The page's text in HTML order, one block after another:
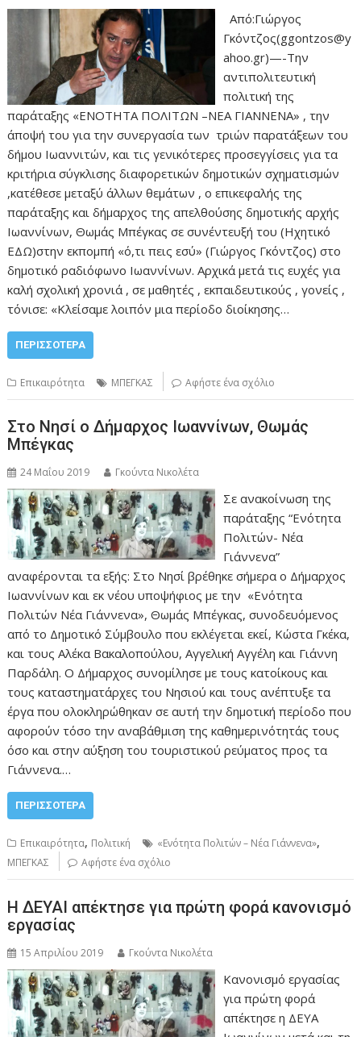
Από:Γιώργος
Γκόντζος(ggontzos@y
ahoo.gr)—-Την
αντιπολιτευτική
πολιτική της
παράταξης «ΕΝΟΤΗΤΑ ΠΟΛΙΤΩΝ –ΝΕΑ ΓΙΑΝΝΕΝΑ» , την
άποψή του για την συνεργασία των τριών παρατάξεων του
δήμου Ιωαννιτών, και τις γενικότερες προσεγγίσεις για τα
κριτήρια σύγκλισης διαφορετικών δημοτικών σχηματισμών
,κατέθεσε μεταξύ άλλων θεμάτων , ο επικεφαλής της
παράταξης και δήμαρχος της απελθούσης δημοτικής αρχής
Ιωαννίνων, Θωμάς Μπέγκας σε συνέντευξή του (Ηχητικό
ΕΔΩ)στην εκπομπή «ό,τι πεις εσύ» (Γιώργος Γκόντζος) στο
δημοτικό ραδιόφωνο Ιωαννίνων. Αρχικά μετά τις ευχές για
καλή σχολική χρονιά , σε μαθητές , εκπαιδευτικούς , γονείς ,
τόνισε: «Κλείσαμε λοιπόν μια περίοδο διοίκησης…
ΠΕΡΙΣΣΌΤΕΡΑ
Επικαιρότητα ΜΠΕΓΚΑΣ Αφήστε ένα σχόλιο
Στο Νησί ο Δήμαρχος Ιωαννίνων, Θωμάς
Μπέγκας
24 Μαΐου 2019 Γκούντα Νικολέτα
Σε ανακοίνωση της
παράταξης “Ενότητα
Πολιτών- Νέα
Γιάννενα”
αναφέρονται τα εξής: Στο Νησί βρέθηκε σήμερα ο Δήμαρχος
Ιωαννίνων και εκ νέου υποψήφιος με την «Ενότητα
Πολιτών Νέα Γιάννενα», Θωμάς Μπέγκας, συνοδευόμενος
από το Δημοτικό Σύμβουλο που εκλέγεται εκεί, Κώστα Γκέκα,
και τους Αλέκα Βακαλοπούλου, Αγγελική Αγγέλη και Γιάννη
Παρδάλη. Ο Δήμαρχος συνομίλησε με τους κατοίκους και
τους καταστηματάρχες του Νησιού και τους ανέπτυξε τα
έργα που ολοκληρώθηκαν σε αυτή την δημοτική περίοδο που
αφορούν τόσο την αναβάθμιση της καθημερινότητάς τους
όσο και στην αύξηση του τουριστικού ρεύματος προς τα
Γιάννενα.…
ΠΕΡΙΣΣΌΤΕΡΑ
Επικαιρότητα, Πολιτική «Ενότητα Πολιτών – Νέα Γιάννενα»,
ΜΠΕΓΚΑΣ Αφήστε ένα σχόλιο
Η ΔΕΥΑΙ απέκτησε για πρώτη φορά κανονισμό
εργασίας
15 Απριλίου 2019 Γκούντα Νικολέτα
Κανονισμό εργασίας
για πρώτη φορά
απέκτησε η ΔΕΥΑ